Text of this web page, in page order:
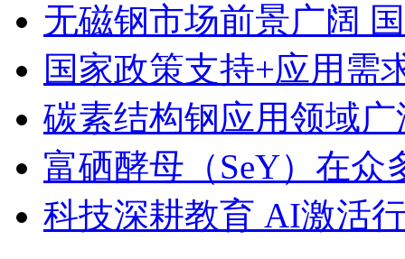
无磁钢市场前景广阔
国家政策支持+应用需
碳素结构钢应用领域
富硒酵母（SeY）在
科技深耕教育 AI激活